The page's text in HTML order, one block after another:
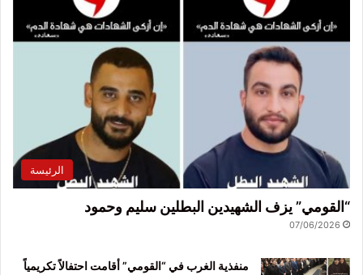
الرئيسة
“القومي” يزف الشهيدين البطلين سليم وحمود
07/06/2026
منفذية الغرب في “القومي” أقامت احتفالاً تكريمياً